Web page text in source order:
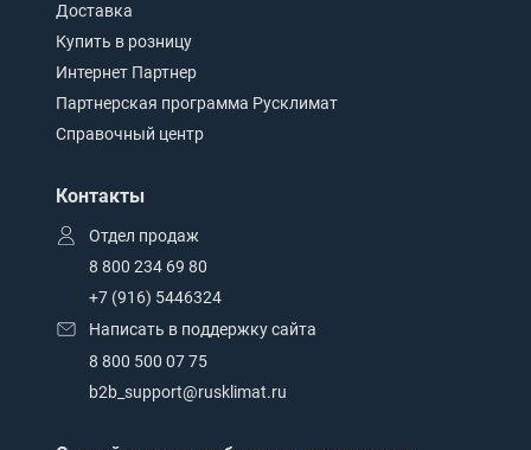
Доставка
Купить в розницу
Интернет Партнер
Партнерская программа Русклимат
Справочный центр
Контакты
Отдел продаж
8 800 234 69 80
+7 (916) 5446324
Написать в поддержку сайта
8 800 500 07 75
b2b_support@rusklimat.ru